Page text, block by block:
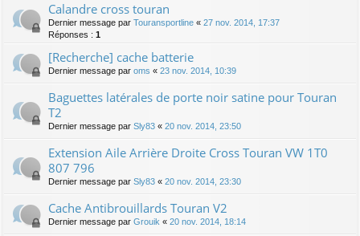
Calandre cross touran
Dernier message par Touransportline « 27 nov. 2014, 17:37
Réponses : 1
[Recherche] cache batterie
Dernier message par oms « 23 nov. 2014, 10:39
Baguettes latérales de porte noir satine pour Touran
T2
Dernier message par Sly83 « 20 nov. 2014, 23:50
Extension Aile Arrière Droite Cross Touran VW 1T0
807 796
Dernier message par Sly83 « 20 nov. 2014, 23:30
Cache Antibrouillards Touran V2
Dernier message par Grouik « 20 nov. 2014, 18:14